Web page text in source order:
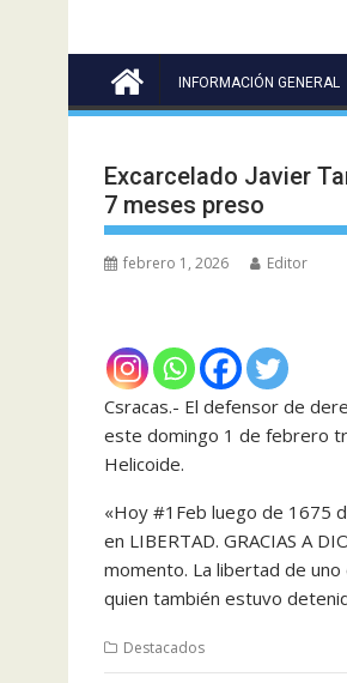
INFORMACIÓN GENERAL
Excarcelado Javier
7 meses preso
febrero 1, 2026 Editor
Csracas.- El defensor de
este domingo 1 de febrero
Helicoide.
«Hoy #1Feb luego de 1675
en LIBERTAD. GRACIAS A
momento. La libertad de
quien también estuvo
Destacados